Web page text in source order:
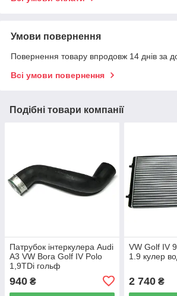
Умови повернення
Повернення товару впродовж 14 днів за
Всі умови повернення
Подібні товари компанії
Патрубок інтеркулера Audi
A3 VW Bora Golf IV Polo
1,9TDi гольф
940 ₴
VW Golf IV
1.9 кулер
2 740₴